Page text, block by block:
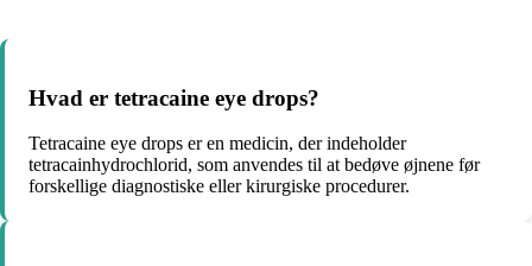
Hvad er tetracaine eye drops?
Tetracaine eye drops er en medicin, der indeholder
tetracainhydrochlorid, som anvendes til at bedøve øjnene før
forskellige diagnostiske eller kirurgiske procedurer.